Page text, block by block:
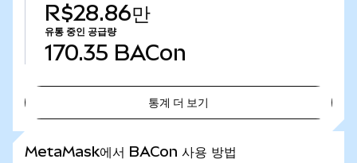
R$28.86만
유통 중인 공급량
170.35 BACon
통계 더 보기
MetaMask에서 BACon 사용 방법